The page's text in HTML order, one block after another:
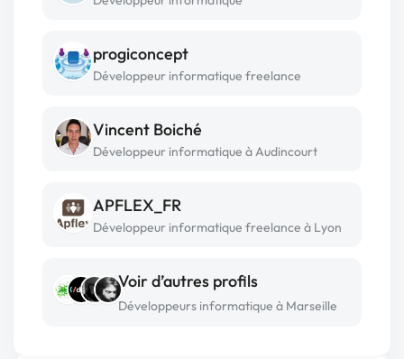
progiconcept
Développeur informatique freelance
Vincent Boiché
Développeur informatique à Audincourt
APFLEX_FR
Développeur informatique freelance à Lyon
Voir d’autres profils
Développeurs informatique à Marseille